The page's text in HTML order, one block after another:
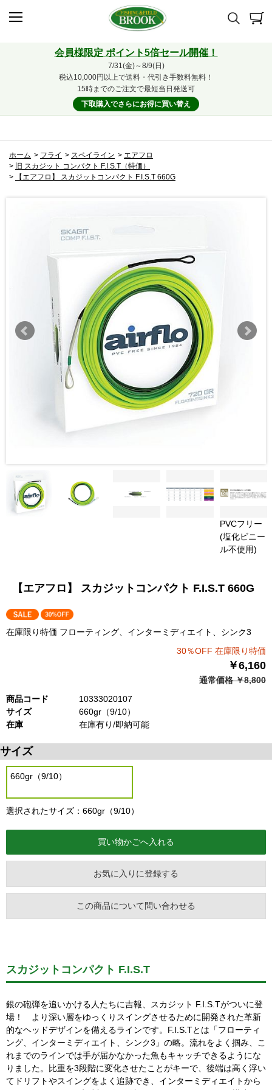
会員様限定 ポイント5倍セール開催！
7/31(金)～8/9(日)
税込10,000円以上で送料・代引き手数料無料！
15時までのご注文で最短当日発送可
下取購入でさらにお得に買い替え
ホーム > フライ > スペイライン > エアフロ
> 旧 スカジット コンパクト F.I.S.T（特価）
>
【エアフロ】 スカジットコンパクト F.I.S.T 660G
PVCフリー
(塩化ビニー
ル不使用)
【エアフロ】 スカジットコンパクト F.I.S.T 660G
在庫限り特価 フローティング、インターミディエイト、シンク3
30％OFF 在庫限り特価
￥6,160
通常価格 ￥8,800
商品コード
10333020107
サイズ
660gr（9/10）
在庫
在庫有り/即納可能
サイズ
660gr（9/10）
選択されたサイズ：660gr（9/10）
お気に入りに登録する
この商品について問い合わせる
スカジットコンパクト F.I.S.T
銀の砲弾を追いかける人たちに吉報、スカジット F.I.S.Tがついに登
場！ より深い層をゆっくりスイングさせるために開発された革新
的なヘッドデザインを備えるラインです。F.I.S.Tとは「フローティ
ング、インターミディエイト、シンク3」の略。流れをよく掴み、こ
れまでのラインでは手が届かなかった魚もキャッチできるようにな
りました。比重を3段階に変化させたことがキーで、後端は高く浮い
てドリフトやスイングをよく追跡でき、インターミディエイトから